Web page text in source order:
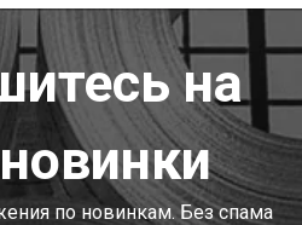
на
по новинкам. Без спама